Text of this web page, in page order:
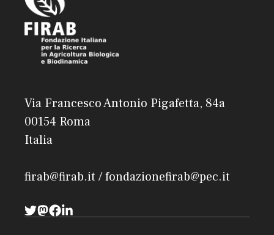
Via Francesco Antonio Pigafetta, 84a
00154 Roma
Italia
firab@firab.it / fondazionefirab@pec.it